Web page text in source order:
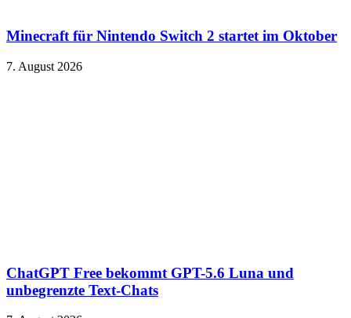
Minecraft für Nintendo Switch 2 startet im Oktober
7. August 2026
ChatGPT Free bekommt GPT-5.6 Luna und
unbegrenzte Text-Chats